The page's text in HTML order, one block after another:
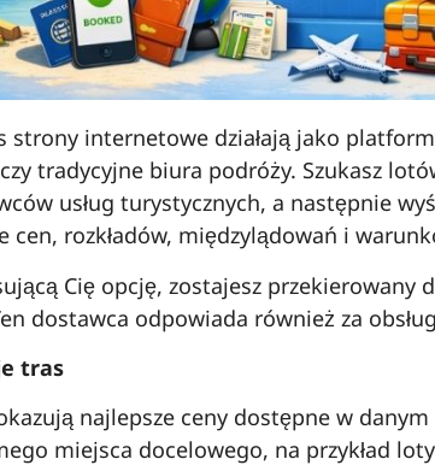
strony internetowe działają jako
tradycyjne biura podróży. Szukasz
usług turystycznych, a następnie
rozkładów, międzylądowań i
Cię opcję, zostajesz
dostawca odpowiada również za
tras
najlepsze ceny dostępne w
miejsca docelowego, na przykład